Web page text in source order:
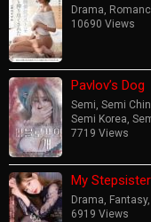
Drama,
10690 Views
Pavlov’s Dog
Semi, Semi
Semi Korea,
7719 Views
My
Drama, Fantasy,
6919 Views